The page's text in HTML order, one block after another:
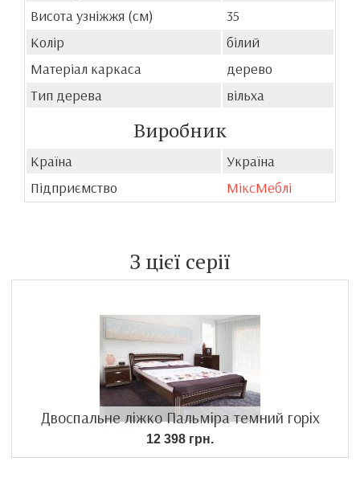
Висота узніжжя (см)
35
Колір
білий
Матеріал каркаса
дерево
Тип дерева
вільха
Виробник
Країна
Україна
Підприємство
МіксМеблі
З цієї серії
Двоспальне ліжко Пальміра темний горіх
12 398 грн.